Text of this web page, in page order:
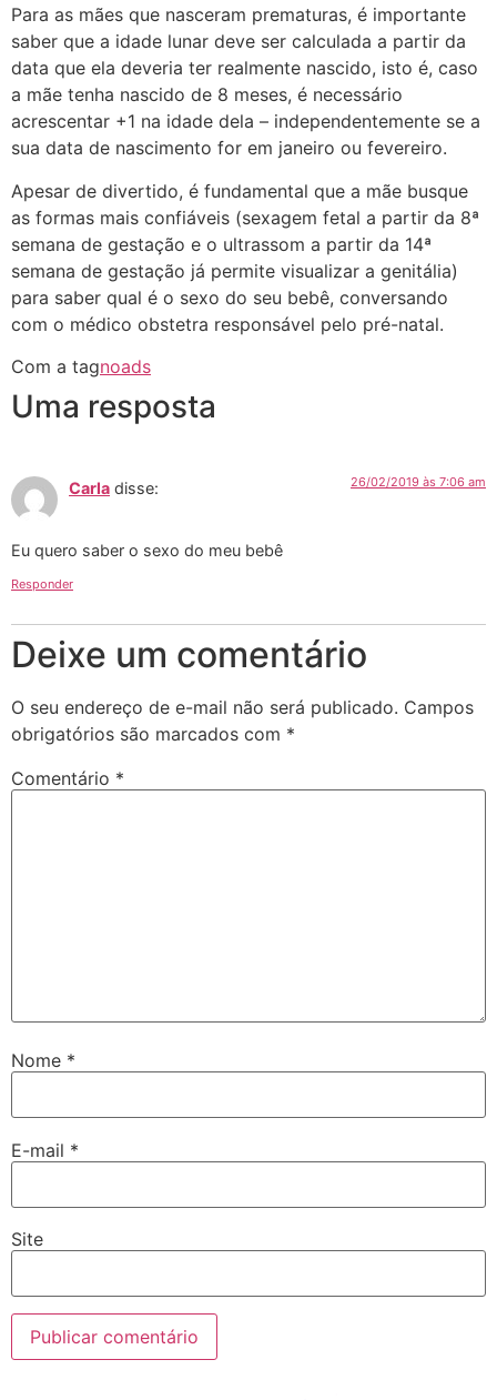
Para as mães que nasceram prematuras, é importante
saber que a idade lunar deve ser calculada a partir da
data que ela deveria ter realmente nascido, isto é, caso
a mãe tenha nascido de 8 meses, é necessário
acrescentar +1 na idade dela – independentemente se a
sua data de nascimento for em janeiro ou fevereiro.
Apesar de divertido, é fundamental que a mãe busque
as formas mais confiáveis (sexagem fetal a partir da 8ª
semana de gestação e o ultrassom a partir da 14ª
semana de gestação já permite visualizar a genitália)
para saber qual é o sexo do seu bebê, conversando
com o médico obstetra responsável pelo pré-natal.
Com a tagnoads
Uma resposta
Carla disse: 26/02/2019 às 7:06 am
Eu quero saber o sexo do meu bebê
Responder
Deixe um comentário
O seu endereço de e-mail não será publicado. Campos
obrigatórios são marcados com *
Comentário *
Nome *
E-mail *
Site